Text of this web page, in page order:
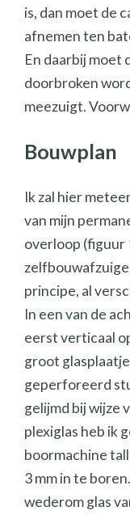
is, dan moet de
afnemen ten
En daarbij moet
doorbroken
meezuigt.
Bouwplan
Ik zal hier
van mijn
overloop (figuur
principe, al
In een van de
eerst verticaal
groot
geperforeerd
gelijmd bij wijze
plexiglas heb ik
boormachine
3 mm in te
wederom glas